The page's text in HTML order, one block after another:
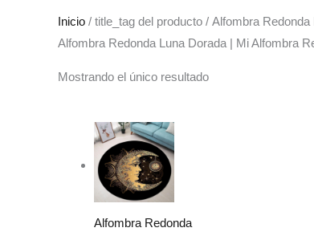
Inicio / title_tag del producto / Alfombra
Alfombra Redonda Luna Dorada | Mi Alfombra
Mostrando el único resultado
Alfombra Redonda